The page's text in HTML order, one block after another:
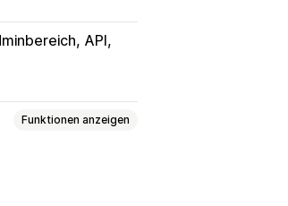
API
Funktionen anzeigen